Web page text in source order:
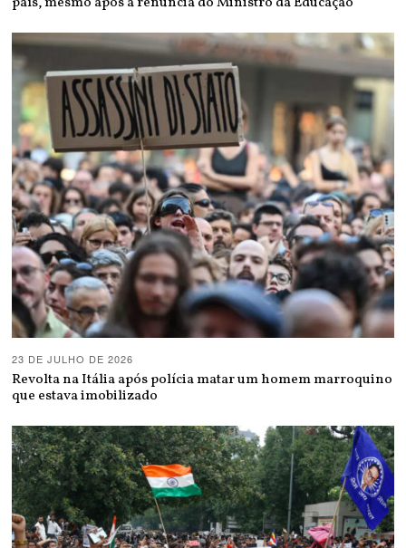
23 DE JULHO DE 2026
Revolta na Itália após polícia matar um homem marroquino
que estava imobilizado